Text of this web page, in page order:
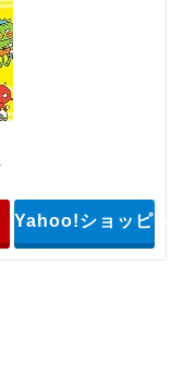
Yahoo!ショッピン